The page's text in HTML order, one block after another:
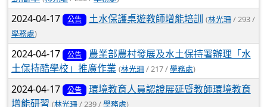
2024-04-17 公告 土水保護桌遊教師增能培訓 (林光珊/ 293 /
學務處)
2024-04-17 公告
農業部農村發展及水土保持署辦理「水
土保持酷學校」推廣作業 (林光珊/ 217 /學務處)
2024-04-17 公告
環境教育人員認證展延暨教師環境教育
增能研習 (林光珊/ 239 /學務處)